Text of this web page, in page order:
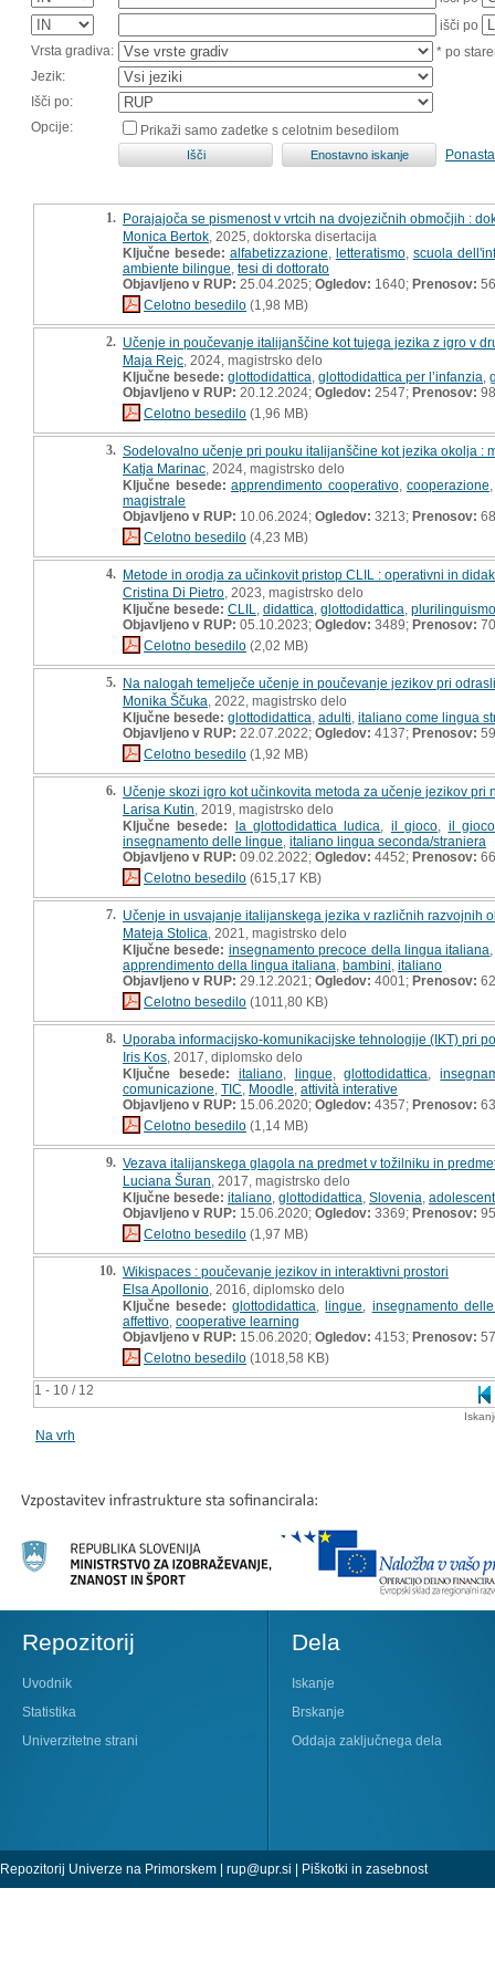
išči po
Vrsta gradiva:
* po
Jezik:
Išči po:
Opcije:
Prikaži samo zadetke s celotnim besedilom
1 - 10 / 12
1. Porajajoča se pismenost v vrtcih na dvojezičnih območjih :
Monica Bertok , 2025, doktorska disertacija
Ključne besede: alfabetizzazione letteratismo, scuola
ambiente bilingue tesi di dottorato
Objavljeno v RUP: 25.04.2025; Ogledov: 1640; Prenosov: 56
Celotno besedilo (1,98 MB)
2. Učenje in poučevanje italijanščine kot tujega jezika z igro v
Maja Rejc , 2024, magistrsko delo
Ključne besede: glottodidattica glottodidattica per l’infanzia
Objavljeno v RUP: 20.12.2024; Ogledov: 2547; Prenosov: 98
Celotno besedilo (1,96 MB)
3. Sodelovalno učenje pri pouku italijanščine kot jezika okolja :
Katja Marinac , 2024, magistrsko delo
Ključne besede: apprendimento cooperativo, cooperazione
magistrale
Objavljeno v RUP: 10.06.2024; Ogledov: 3213; Prenosov: 68
Celotno besedilo (4,23 MB)
4. Metode in orodja za učinkovit pristop CLIL : operativni in
Cristina Di Pietro , 2023, magistrsko delo
Ključne besede: CLIL didattica glottodidattica plurilinguismo
Objavljeno v RUP: 05.10.2023; Ogledov: 3489; Prenosov: 70
Celotno besedilo (2,02 MB)
5. Na nalogah temelječe učenje in poučevanje jezikov pri
Monika Ščuka , 2022, magistrsko delo
Ključne besede: glottodidattica adulti italiano come lingua
Objavljeno v RUP: 22.07.2022; Ogledov: 4137; Prenosov: 59
Celotno besedilo (1,92 MB)
6. Učenje skozi igro kot učinkovita metoda za učenje jezikov pri
Larisa Kutin , 2019, magistrsko delo
Ključne besede: la glottodidattica ludica il gioco
il
insegnamento delle lingue italiano lingua seconda/straniera
Objavljeno v RUP: 09.02.2022; Ogledov: 4452; Prenosov: 66
Celotno besedilo (615,17 KB)
7. Učenje in usvajanje italijanskega jezika v različnih razvojnih
Mateja Stolica , 2021, magistrsko delo
Ključne besede: insegnamento precoce della lingua italiana
apprendimento della lingua italiana bambini italiano
Objavljeno v RUP: 29.12.2021; Ogledov: 4001; Prenosov: 62
Celotno besedilo (1011,80 KB)
8. Uporaba informacijsko-komunikacijske tehnologije (IKT) pri
Iris Kos , 2017, diplomsko delo
Ključne besede:
italiano, lingue ,glottodidattica ,
comunicazione TIC Moodle attività interative
Objavljeno v RUP: 15.06.2020; Ogledov: 4357; Prenosov: 63
Celotno besedilo (1,14 MB)
9. Vezava italijanskega glagola na predmet v tožilniku in
Luciana Šuran , 2017, magistrsko delo
Ključne besede: italiano glottodidattica Slovenia
Objavljeno v RUP: 15.06.2020; Ogledov: 3369; Prenosov: 95
Celotno besedilo (1,97 MB)
10. Wikispaces : poučevanje jezikov in interaktivni prostori
Elsa Apollonio , 2016, diplomsko delo
Ključne besede: glottodidattica ,lingue
insegnamento
affettivo cooperative learning
Objavljeno v RUP: 15.06.2020; Ogledov: 4153; Prenosov: 57
Celotno besedilo (1018,58 KB)
Na vrh
Repozitorij
Uvodnik
Statistika
Univerzitetne strani
Dela
Iskanje
Brskanje
Oddaja zaključnega dela
Repozitorij Univerze na Primorskem | rup@upr.si | Piškotki in zasebnost